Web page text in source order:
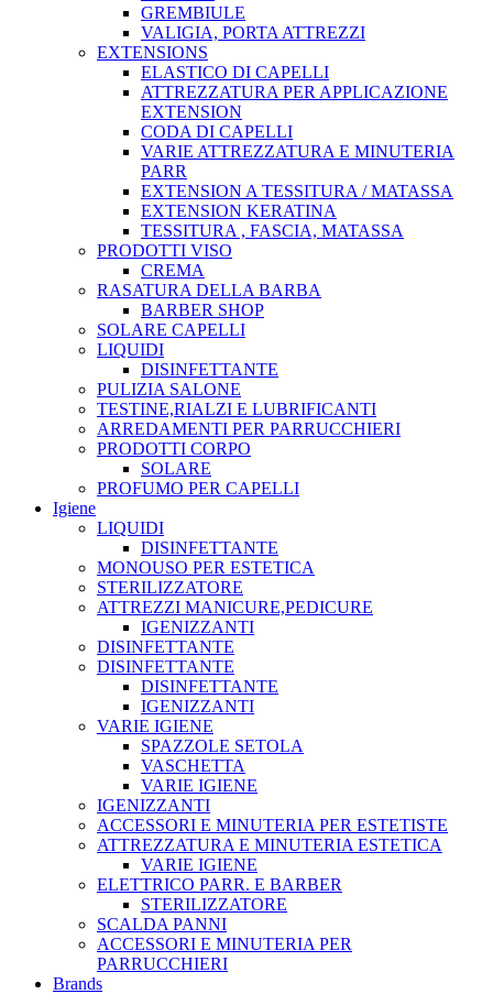
GREMBIULE
VALIGIA, PORTA ATTREZZI
EXTENSIONS
ELASTICO DI CAPELLI
ATTREZZATURA PER APPLICAZIONE
EXTENSION
CODA DI CAPELLI
VARIE ATTREZZATURA E MINUTERIA
PARR
EXTENSION A TESSITURA / MATASSA
EXTENSION KERATINA
TESSITURA , FASCIA, MATASSA
PRODOTTI VISO
CREMA
RASATURA DELLA BARBA
BARBER SHOP
SOLARE CAPELLI
LIQUIDI
DISINFETTANTE
PULIZIA SALONE
TESTINE,RIALZI E LUBRIFICANTI
ARREDAMENTI PER PARRUCCHIERI
PRODOTTI CORPO
SOLARE
PROFUMO PER CAPELLI
Igiene
LIQUIDI
DISINFETTANTE
MONOUSO PER ESTETICA
STERILIZZATORE
ATTREZZI MANICURE,PEDICURE
IGENIZZANTI
DISINFETTANTE
DISINFETTANTE
DISINFETTANTE
IGENIZZANTI
VARIE IGIENE
SPAZZOLE SETOLA
VASCHETTA
VARIE IGIENE
IGENIZZANTI
ACCESSORI E MINUTERIA PER ESTETISTE
ATTREZZATURA E MINUTERIA ESTETICA
VARIE IGIENE
ELETTRICO PARR. E BARBER
STERILIZZATORE
SCALDA PANNI
ACCESSORI E MINUTERIA PER
PARRUCCHIERI
Brands